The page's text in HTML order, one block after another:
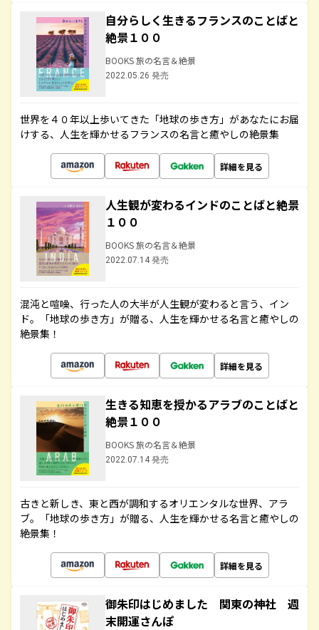
自分らしく生きるフランスのことばと
絶景１００
BOOKS 旅の名言＆絶景
2022.05.26 発売
世界を４０年以上歩いてきた「地球の歩き方」があなたにお届
けする、人生を輝かせるフランスの名言と癒やしの絶景集
詳細を見る
人生観が変わるインドのことばと絶景
１００
BOOKS 旅の名言＆絶景
2022.07.14 発売
混沌と喧噪、行った人の大半が人生観が変わると言う、イン
ド。「地球の歩き方」が贈る、人生を輝かせる名言と癒やしの
絶景集！
詳細を見る
生きる知恵を授かるアラブのことばと
絶景１００
BOOKS 旅の名言＆絶景
2022.07.14 発売
古きと新しき、東と西が調和するオリエンタルな世界、アラ
ブ。「地球の歩き方」が贈る、人生を輝かせる名言と癒やしの
絶景集！
詳細を見る
御朱印はじめました 関東の神社 週
末開運さんぽ